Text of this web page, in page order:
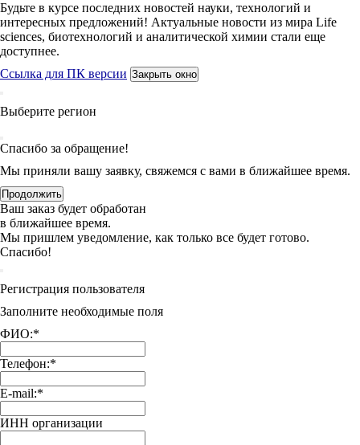
Будьте в курсе последних новостей науки, технологий и
интересных предложений! Актуальные новости из мира Life
sciences, биотехнологий и аналитической химии стали еще
доступнее.
Ссылка для ПК версии Закрыть окно
Выберите регион
Спасибо за обращение!
Мы приняли вашу заявку, свяжемся с вами в ближайшее время.
Продолжить
Ваш заказ будет обработан
в ближайшее время.
Мы пришлем уведомление, как только все будет готово.
Спасибо!
Регистрация пользователя
Заполните необходимые поля
ФИО:*
Телефон:*
E-mail:*
ИНН организации